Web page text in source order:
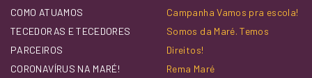
COMO ATUAMOS
TECEDORAS E TECEDORES
PARCEIROS
CORONAVÍRUS NA MARÉ!
Campanha Vamos pra escola!
Somos da Maré. Temos
Direitos!
Rema Maré